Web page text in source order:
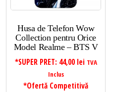
Husa de Telefon Wow
Collection pentru Orice
Model Realme – BTS V
*SUPER PRET: 44,00 lei TVA
Inclus
*Ofertă Competitivă